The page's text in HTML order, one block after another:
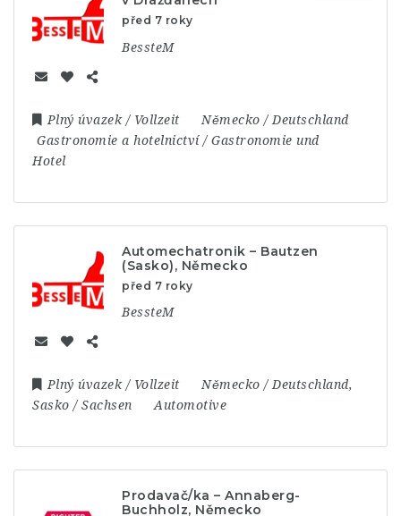
před 7 roky
BessteM
Plný úvazek / Vollzeit
Německo / Deutschland
Gastronomie a hotelnictví / Gastronomie und
Hotel
Automechatronik – Bautzen
(Sasko), Německo
před 7 roky
BessteM
Plný úvazek / Vollzeit Německo / Deutschland,
Sasko / Sachsen
Automotive
Prodavač/ka – Annaberg-
Buchholz, Německo